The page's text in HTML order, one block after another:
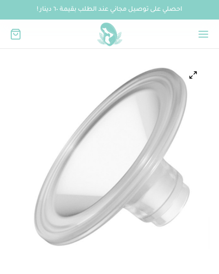
احصلي على توصيل مجاني عند الطلب بقيمة ٦٠ دينار !